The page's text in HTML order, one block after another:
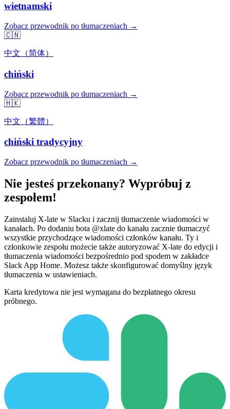
wietnamski
Zobacz przewodnik po tłumaczeniach →
🇨🇳
中文（简体）
chiński
Zobacz przewodnik po tłumaczeniach →
🇭🇰
中文（繁體）
chiński tradycyjny
Zobacz przewodnik po tłumaczeniach →
Nie jesteś przekonany? Wypróbuj z
zespołem!
Zainstaluj X-late w Slacku i zacznij tłumaczenie wiadomości w
kanałach. Po dodaniu bota @xlate do kanału zacznie tłumaczyć
wszystkie przychodzące wiadomości członków kanału. Ty i
członkowie zespołu możecie także autoryzować X-late do edycji i
tłumaczenia wiadomości bezpośrednio pod spodem w zakładce
Slack App Home. Możesz także skonfigurować domyślny język
tłumaczenia w ustawieniach.
Karta kredytowa nie jest wymagana do bezpłatnego okresu
próbnego.